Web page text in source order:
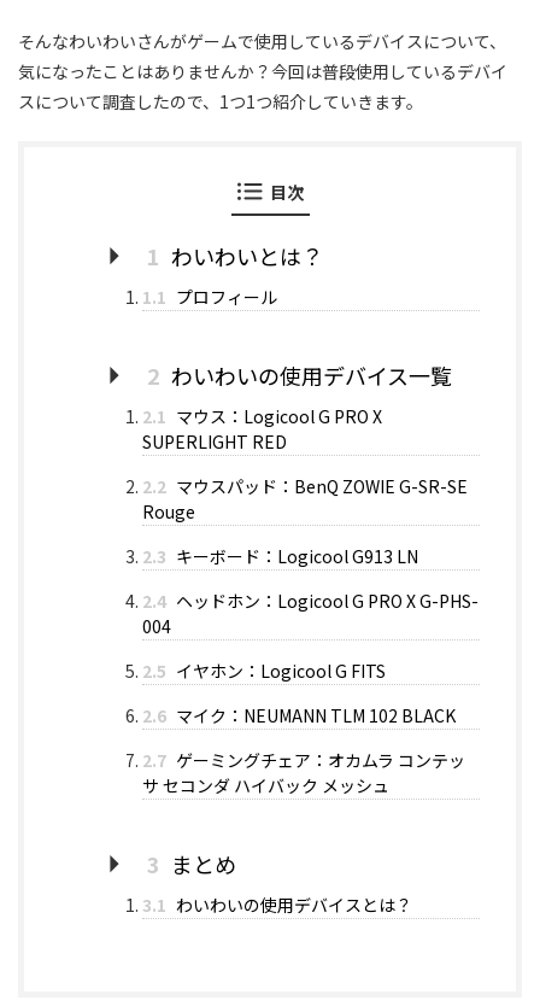
そんなわいわいさんがゲームで使用しているデバイスについて、
気になったことはありませんか？今回は普段使用しているデバイ
スについて調査したので、1つ1つ紹介していきます。
目次
1 わいわいとは？
1.1 プロフィール
2 わいわいの使用デバイス一覧
2.1 マウス：Logicool G PRO X
SUPERLIGHT RED
2.2 マウスパッド：BenQ ZOWIE G-SR-SE
Rouge
2.3 キーボード：Logicool G913 LN
2.4 ヘッドホン：Logicool G PRO X G-PHS-
004
2.5 イヤホン：Logicool G FITS
2.6 マイク：NEUMANN TLM 102 BLACK
2.7 ゲーミングチェア：オカムラ コンテッ
サ セコンダ ハイバック メッシュ
3 まとめ
3.1 わいわいの使用デバイスとは？